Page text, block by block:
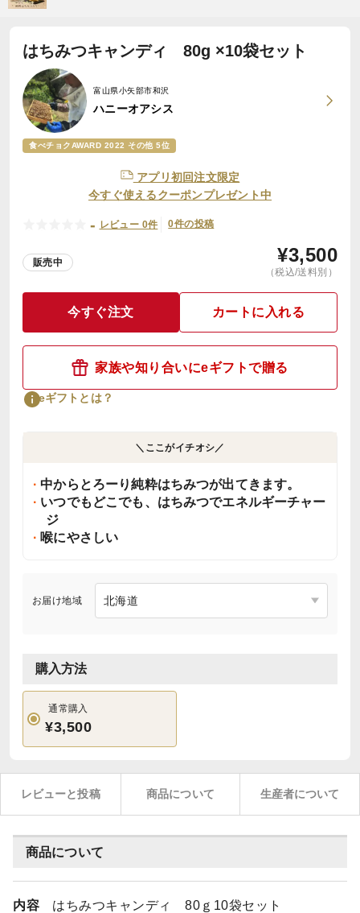
はちみつキャンディ 80g ×10袋セット
富山県小矢部市和沢
ハニーオアシス
食べチョクAWARD 2022 その他 5位
アプリ初回注文限定
今すぐ使えるクーポンプレゼント中
- レビュー 0件 0件の投稿
販売中 ¥3,500
（税込/送料別）
今すぐ注文 カートに入れる
家族や知り合いにeギフトで贈る
eギフトとは？
＼ここがイチオシ／
中からとろーり純粋はちみつが出てきます。
いつでもどこでも、はちみつでエネルギーチャー
ジ
喉にやさしい
お届け地域
購入方法
通常購入
¥3,500
レビューと投稿 商品について 生産者について
商品について
内容 はちみつキャンディ 80ｇ10袋セット